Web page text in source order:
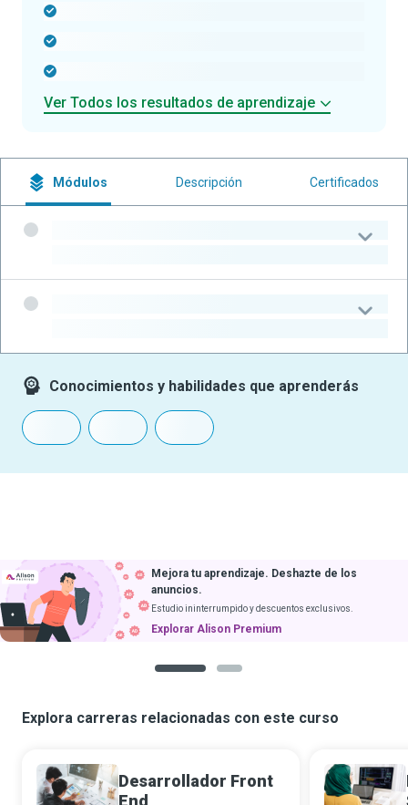
Ver Todos los resultados de aprendizaje
Módulos Descripción Certificados
Conocimientos y habilidades que aprenderás
Mejora tu aprendizaje. Deshazte de los
anuncios.
Estudio ininterrumpido y descuentos exclusivos.
Explorar Alison Premium
Explora carreras relacionadas con este curso
Desarrollador Front
End